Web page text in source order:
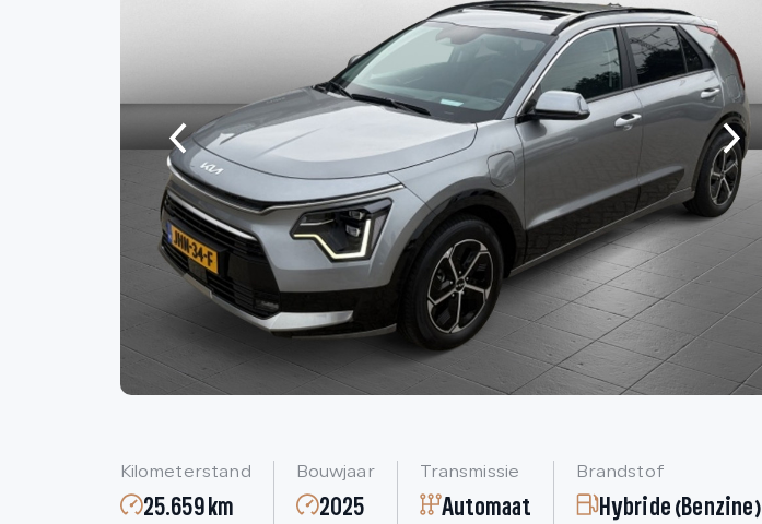
Kilometerstand
25.659 km
Bouwjaar
2025
Transmissie
Automaat
Brandstof
Hybride (Benzine)